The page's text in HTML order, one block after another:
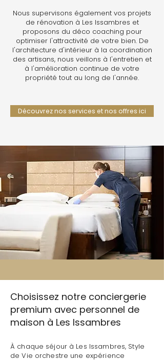
Nous supervisons également vos projets
de rénovation à Les Issambres et
proposons du déco coaching pour
optimiser l'attractivité de votre bien. De
l'architecture d'intérieur à la coordination
des artisans, nous veillons à l'entretien et
à l'amélioration continue de votre
propriété tout au long de l'année.
Découvrez nos services et nos offres ici
Choisissez notre conciergerie
premium avec personnel de
maison à Les Issambres
À chaque séjour à Les Issambres, Style
de Vie orchestre une expérience